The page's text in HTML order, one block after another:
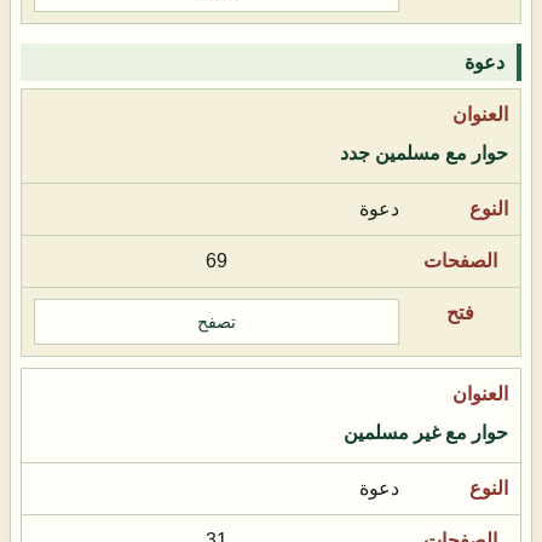
دعوة
حوار مع مسلمين جدد
دعوة
69
تصفح
حوار مع غير مسلمين
دعوة